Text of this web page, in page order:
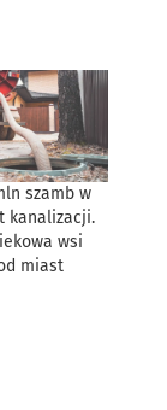
szamb w
kanalizacji.
wsi
miast